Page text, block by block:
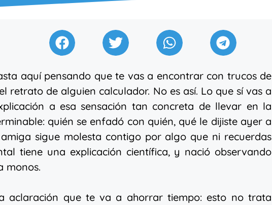
aquí pensando que te vas a encontrar con trucos de
retrato de alguien calculador. No es así. Lo que sí vas a
a esa sensación tan concreta de llevar en la
quién se enfadó con quién, qué le dijiste ayer a
sigue molesta contigo por algo que ni recuerdas
tiene una explicación científica, y nació observando
monos.
aclaración que te va a ahorrar tiempo: esto no trata